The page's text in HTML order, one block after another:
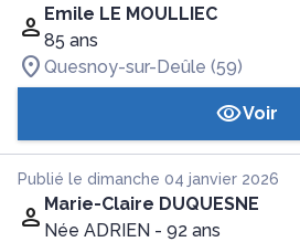
Emile LE MOULLIEC
85 ans
Quesnoy-sur-Deûle (59)
Voir
Publié le dimanche 04 janvier 2026
Marie-Claire DUQUESNE
Née ADRIEN - 92 ans